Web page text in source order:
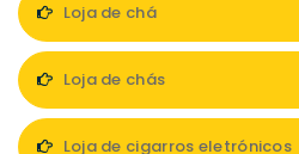
Loja de chá
Loja de chás
Loja de cigarros eletrónicos